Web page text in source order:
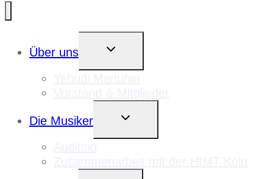
Über uns
UNTERMENÜ
Die Musiker
UNTERMENÜ